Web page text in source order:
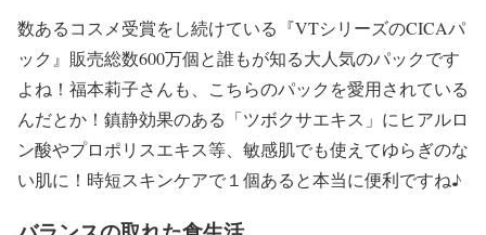
数あるコスメ受賞をし続けている 『VTシリーズのCICAパ
ック』 販売総数600万個と誰もが知る大人気のパックです
よね！福本莉子さんも、こちらのパックを愛用されている
んだとか！鎮静効果のある「ツボクサエキス」にヒアルロ
ン酸やプロポリスエキス等、 敏感肌でも使えてゆらぎのな
い肌に ！時短スキンケアで１個あると本当に便利ですね♪